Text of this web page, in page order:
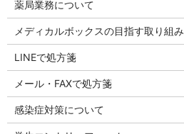
薬局業務について
メディカルボックスの目指す取り組み
LINEで処方箋
メール・FAXで処方箋
感染症対策について